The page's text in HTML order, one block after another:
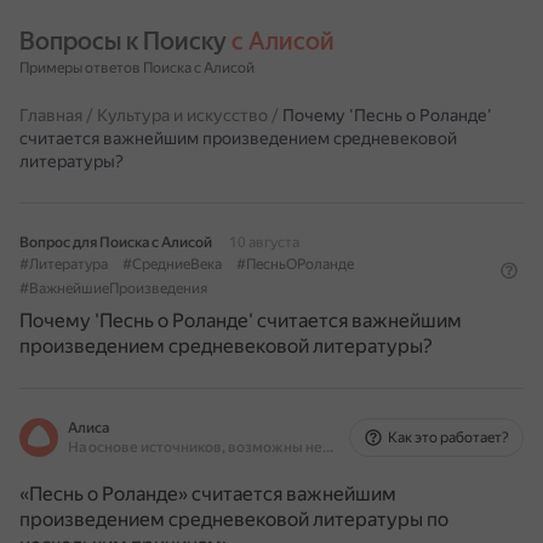
Вопросы к Поиску с Алисой
Примеры ответов Поиска с Алисой
Главная / Культура и искусство / Почему 'Песнь о Роланде'
считается важнейшим произведением средневековой
литературы?
Вопрос для Поиска с Алисой
10 августа
#Литература
#СредниеВека
#ПесньОРоланде
#ВажнейшиеПроизведения
Почему 'Песнь о Роланде' считается важнейшим
произведением средневековой литературы?
Алиса
На основе источников, возможны неточности
Как это работает?
«Песнь о Роланде» считается важнейшим
произведением средневековой литературы по